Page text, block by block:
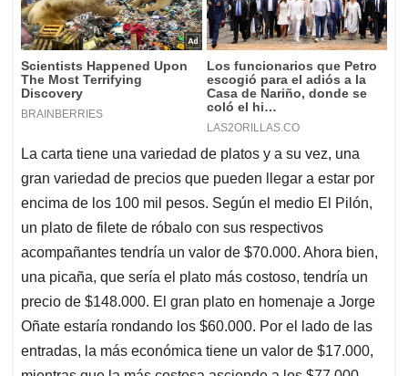
La carta tiene una variedad de platos y a su vez, una
gran variedad de precios que pueden llegar a estar por
encima de los 100 mil pesos. Según el medio El Pilón,
un plato de filete de róbalo con sus respectivos
acompañantes tendría un valor de $70.000. Ahora bien,
una picaña, que sería el plato más costoso, tendría un
precio de $148.000. El gran plato en homenaje a Jorge
Oñate estaría rondando los $60.000. Por el lado de las
entradas, la más económica tiene un valor de $17.000,